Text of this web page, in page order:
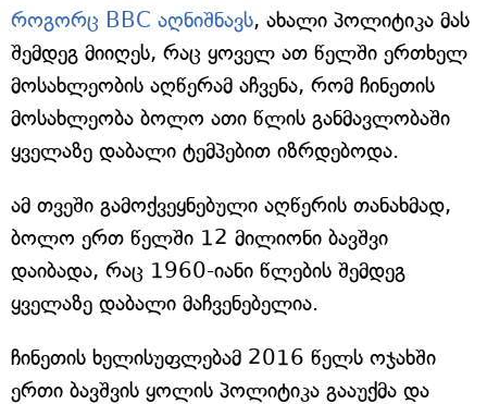
როგორც BBC აღნიშნავს, ახალი პოლიტიკა მას
შემდეგ მიიღეს, რაც ყოველ ათ წელში ერთხელ
მოსახლეობის აღწერამ აჩვენა, რომ ჩინეთის
მოსახლეობა ბოლო ათი წლის განმავლობაში
ყველაზე დაბალი ტემპებით იზრდებოდა.
ამ თვეში გამოქვეყნებული აღწერის თანახმად,
ბოლო ერთ წელში 12 მილიონი ბავშვი
დაიბადა, რაც 1960-იანი წლების შემდეგ
ყველაზე დაბალი მაჩვენებელია.
ჩინეთის ხელისუფლებამ 2016 წელს ოჯახში
ერთი ბავშვის ყოლის პოლიტიკა გააუქმა და